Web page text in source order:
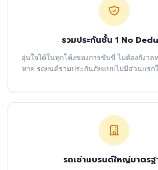
รวมประกันชั้น 1 No
อุ่นใจได้ในทุกโค้งของการขับขี่ ไม่ต้องกังวล
หาย รถยนต์รวมประกันภัยแบบไม่มีส่วนแรก
รถเช่าแบรนด์ใหญ่มาตรฐ